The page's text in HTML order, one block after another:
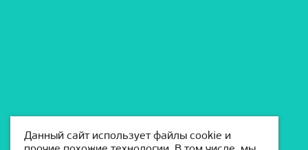
Данный сайт использует файлы cookie и